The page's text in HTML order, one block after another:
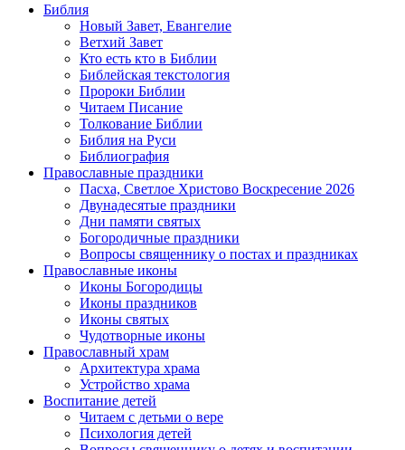
Библия
Новый Завет, Евангелие
Ветхий Завет
Кто есть кто в Библии
Библейская текстология
Пророки Библии
Читаем Писание
Толкование Библии
Библия на Руси
Библиография
Православные праздники
Пасха, Светлое Христово Воскресение 2026
Двунадесятые праздники
Дни памяти святых
Богородичные праздники
Вопросы священнику о постах и праздниках
Православные иконы
Иконы Богородицы
Иконы праздников
Иконы святых
Чудотворные иконы
Православный храм
Архитектура храма
Устройство храма
Воспитание детей
Читаем с детьми о вере
Психология детей